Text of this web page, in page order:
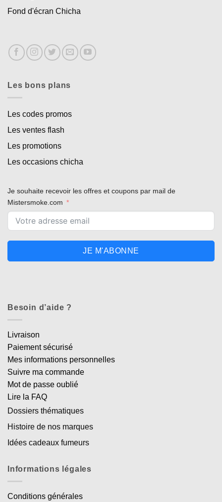
Fond d'écran Chicha
Les bons plans
Les codes promos
Les ventes flash
Les promotions
Les occasions chicha
Je souhaite recevoir les offres et coupons par mail de
Mistersmoke.com
JE M'ABONNE
Besoin d’aide ?
Livraison
Paiement sécurisé
Mes informations personnelles
Suivre ma commande
Mot de passe oublié
Lire la FAQ
Dossiers thématiques
Histoire de nos marques
Idées cadeaux fumeurs
Informations légales
Conditions générales